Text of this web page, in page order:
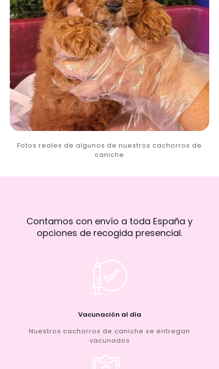
Fotos reales de algunos de nuestros cachorros de
caniche
Contamos con envío a toda España y
opciones de recogida presencial.
Vacunación al día
Nuestros cachorros de caniche se entregan
vacunados